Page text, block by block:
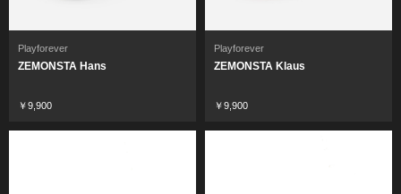
Playforever
ZEMONSTA Hans
￥9,900
Playforever
ZEMONSTA Klaus
￥9,900